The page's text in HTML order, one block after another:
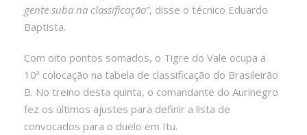
gente suba na classificação”, disse o técnico Eduardo
Baptista.
Com oito pontos somados, o Tigre do Vale ocupa a
10ª colocação na tabela de classificação do Brasileirão
B. No treino desta quinta, o comandante do Aurinegro
fez os últimos ajustes para definir a lista de
convocados para o duelo em Itu.